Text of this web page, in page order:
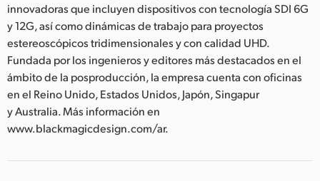
innovadoras que incluyen dispositivos con tecnología SDI 6G
y 12G, así como dinámicas de trabajo para proyectos
estereoscópicos tridimensionales y con calidad UHD.
Fundada por los ingenieros y editores más destacados en el
ámbito de la posproducción, la empresa cuenta con oficinas
en el Reino Unido, Estados Unidos, Japón, Singapur
y Australia. Más información en
www.blackmagicdesign.com/ar.